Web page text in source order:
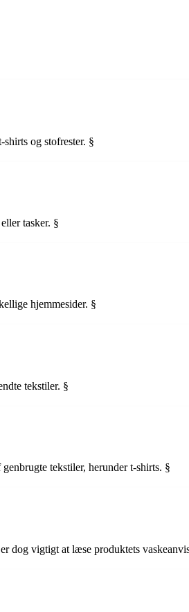
og stofrester. §
tasker. §
hjemmesider. §
tekstiler. §
tekstiler, herunder t-shirts. §
dog vigtigt at læse produktets